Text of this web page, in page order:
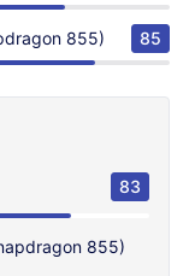
855) 85
83
855)